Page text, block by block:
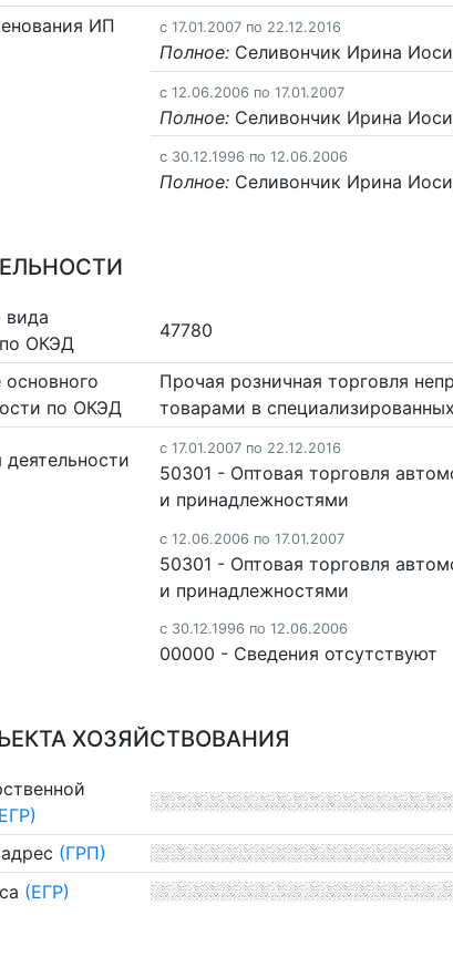
ИП
c 17.01.2007 по 22.12.2016
Полное: Селивончик Ирина
c 12.06.2006 по 17.01.2007
Полное: Селивончик Ирина
c 30.12.1996 по 12.06.2006
Полное: Селивончик Ирина
вида
ОКЭД
47780
по ОКЭД
Прочая розничная торговля
товарами в
c 17.01.2007 по 22.12.2016
50301 - Оптовая торговля
и принадлежностями
c 12.06.2006 по 17.01.2007
50301 - Оптовая торговля
и принадлежностями
c 30.12.1996 по 12.06.2006
00000 - Cведения отсутствуют
ХОЗЯЙСТВОВАНИЯ
(ГРП)
(ЕГР)